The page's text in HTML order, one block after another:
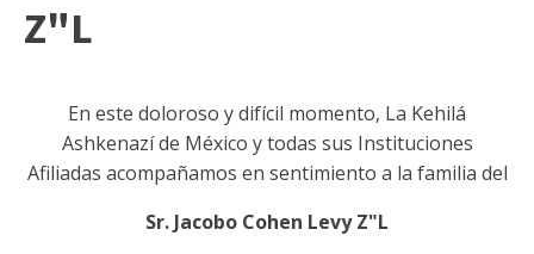
Z"L
En este doloroso y difícil momento, La Kehilá
Ashkenazí de México y todas sus Instituciones
Afiliadas acompañamos en sentimiento a la familia del
Sr. Jacobo Cohen Levy Z"L